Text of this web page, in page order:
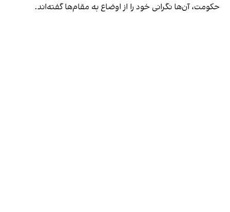
حکومت، آن‌ها نگرانی خود را از اوضاع به مقام‌ها گفته‌اند.